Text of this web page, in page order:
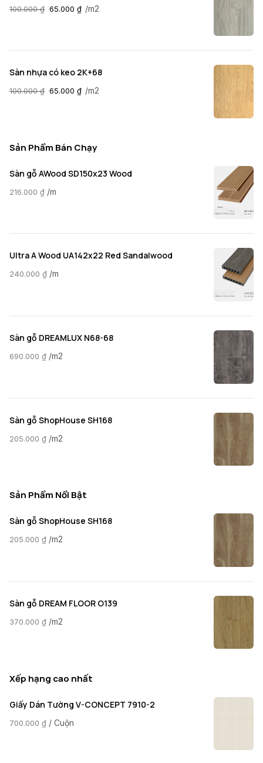
100.000₫ 65.000 ₫ /m2
Sàn nhựa có keo 2K+68
100.000₫ 65.000 ₫ /m2
Sản Phẩm Bán Chạy
Sàn gỗ AWood SD150x23 Wood
216.000 ₫ /m
Ultra A Wood UA142x22 Red Sandalwood
240.000 ₫ /m
Sàn gỗ DREAMLUX N68-68
690.000 ₫ /m2
Sàn gỗ ShopHouse SH168
205.000 ₫ /m2
Sản Phẩm Nổi Bật
Sàn gỗ ShopHouse SH168
205.000 ₫ /m2
Sàn gỗ DREAM FLOOR O139
370.000 ₫ /m2
Xếp hạng cao nhất
Giấy Dán Tường V-CONCEPT 7910-2
700.000 ₫ / Cuộn